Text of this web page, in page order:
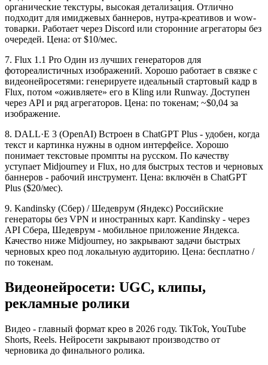
органические текстуры, высокая детализация. Отлично
подходит для имиджевых баннеров, нутра-креативов и wow-
товарки. Работает через Discord или сторонние агрегаторы без
очередей. Цена: от $10/мес.
7. Flux 1.1 Pro Один из лучших генераторов для
фотореалистичных изображений. Хорошо работает в связке с
видеонейросетями: генерируете идеальный стартовый кадр в
Flux, потом «оживляете» его в Kling или Runway. Доступен
через API и ряд агрегаторов. Цена: по токенам; ~$0,04 за
изображение.
8. DALL·E 3 (OpenAI) Встроен в ChatGPT Plus - удобен, когда
текст и картинка нужны в одном интерфейсе. Хорошо
понимает текстовые промпты на русском. По качеству
уступает Midjourney и Flux, но для быстрых тестов и черновых
баннеров - рабочий инструмент. Цена: включён в ChatGPT
Plus ($20/мес).
9. Kandinsky (Сбер) / Шедеврум (Яндекс) Российские
генераторы без VPN и иностранных карт. Kandinsky - через
API Сбера, Шедеврум - мобильное приложение Яндекса.
Качество ниже Midjourney, но закрывают задачи быстрых
черновых крео под локальную аудиторию. Цена: бесплатно /
по токенам.
Видеонейросети: UGC, клипы,
рекламные ролики
Видео - главный формат крео в 2026 году. TikTok, YouTube
Shorts, Reels. Нейросети закрывают производство от
черновика до финального ролика.